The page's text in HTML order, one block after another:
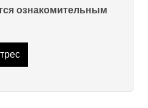
ознакомительным